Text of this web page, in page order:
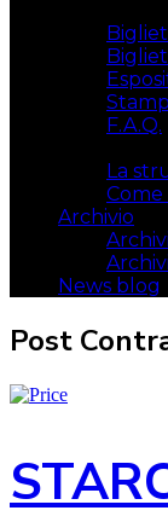
F.A.Q.
La
Come
Archivio
News blog
Post